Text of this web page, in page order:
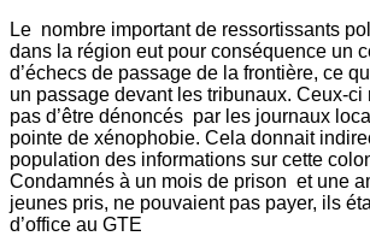
Le nombre important de ressortissants
dans la région eut pour conséquence un
d’échecs de passage de la frontière, ce
un passage devant les tribunaux. Ceux-ci
pas d’être dénoncés par les journaux
pointe de xénophobie. Cela donnait
population des informations sur cette
Condamnés à un mois de prison et une
jeunes pris, ne pouvaient pas payer, ils
d’office au GTE